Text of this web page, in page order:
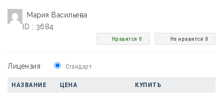
Мария Васильева
ID : 3684
Не нравится 0
Нравится 0
Лицензия: Стандарт
НАЗВАНИЕ ЦЕНА
КУПИТЬ